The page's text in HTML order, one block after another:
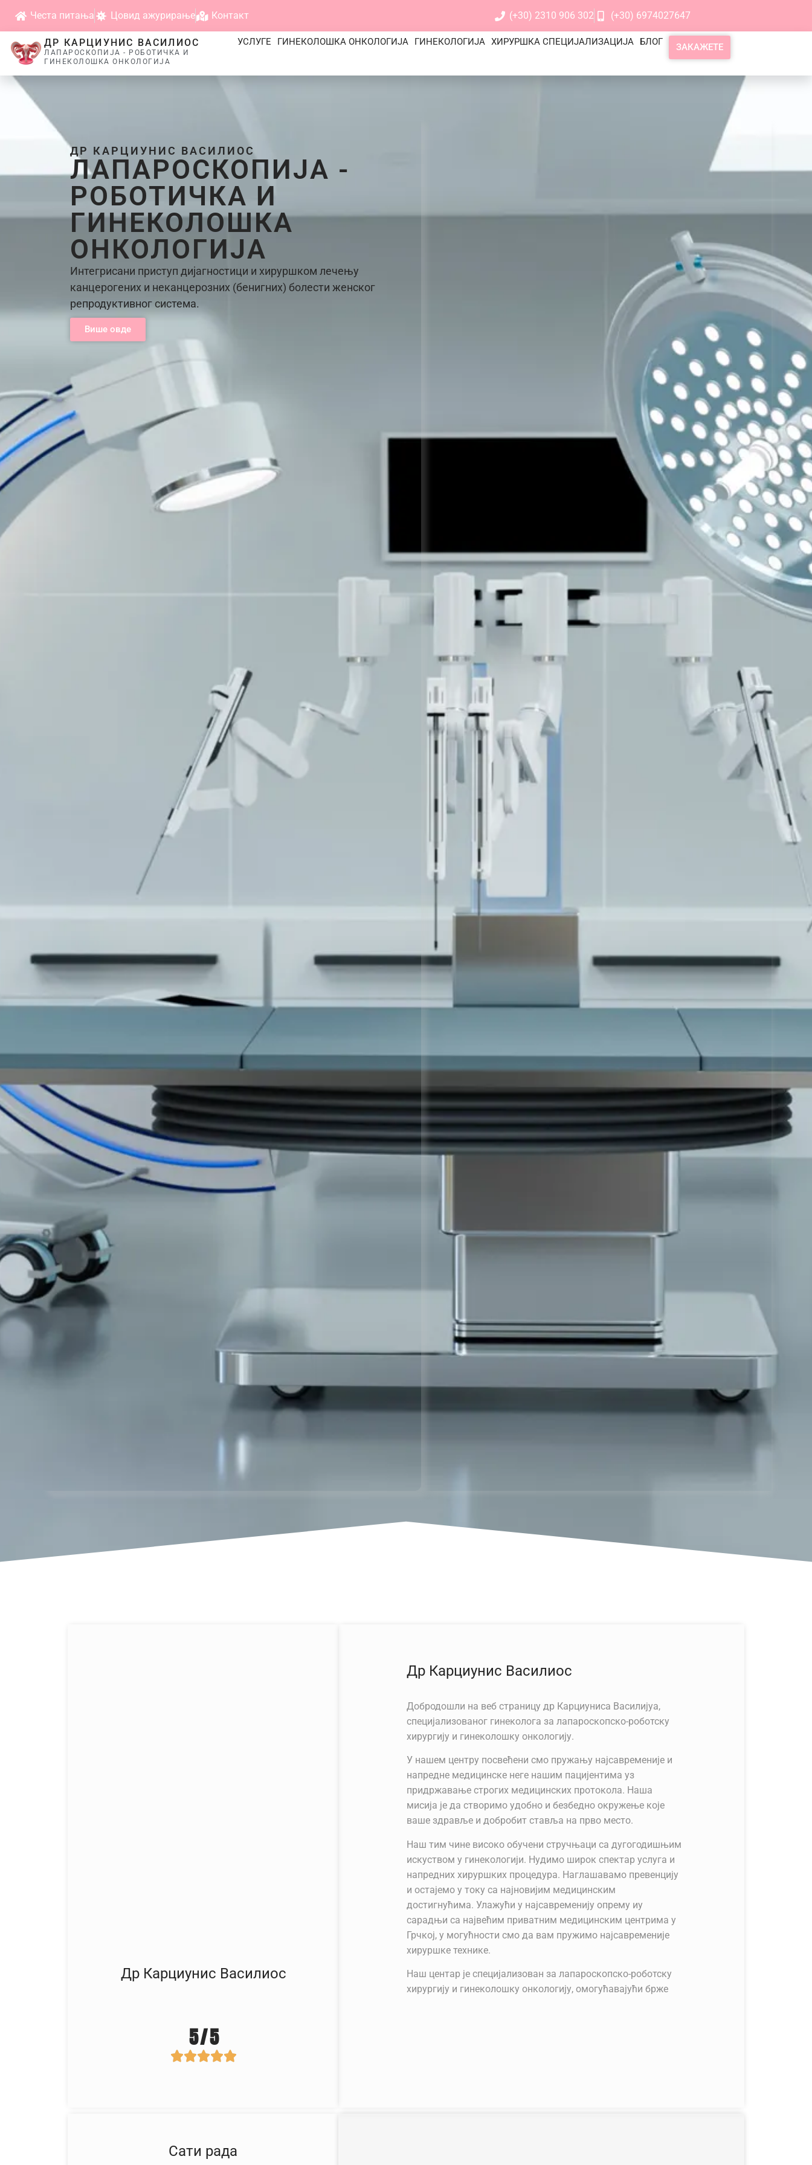
Честа питања Цовид ажурирање Контакт (+30) 2310 906 302 (+30) 6974027647
ДР КАРЦИУНИС ВАСИЛИОС
ЛАПАРОСКОПИЈА - РОБОТИЧКА И
ГИНЕКОЛОШКА ОНКОЛОГИЈА
УСЛУГЕ ГИНЕКОЛОШКА ОНКОЛОГИЈА ГИНЕКОЛОГИЈА ХИРУРШКА СПЕЦИЈАЛИЗАЦИЈА БЛОГ ЗАКАЖЕТЕ
ДР КАРЦИУНИС ВАСИЛИОС
ЛАПАРОСКОПИЈА -
РОБОТИЧКА И
ГИНЕКОЛОШКА
ОНКОЛОГИЈА
Интегрисани приступ дијагностици и хируршком лечењу
канцерогених и неканцерозних (бенигних) болести женског
репродуктивног система.
Више овде
Др Карциунис Василиос
5 / 5

Др Карциунис Василиос
Добродошли на веб страницу др Карциуниса Василијуа,
специјализованог гинеколога за лапароскопско-роботску
хирургију и гинеколошку онкологију.
У нашем центру посвећени смо пружању најсавременије и
напредне медицинске неге нашим пацијентима уз
придржавање строгих медицинских протокола. Наша
мисија је да створимо удобно и безбедно окружење које
ваше здравље и добробит ставља на прво место.
Наш тим чине високо обучени стручњаци са дугогодишњим
искуством у гинекологији. Нудимо широк спектар услуга и
напредних хируршких процедура. Наглашавамо превенцију
и остајемо у току са најновијим медицинским
достигнућима. Улажући у најсавременију опрему иу
сарадњи са највећим приватним медицинским центрима у
Грчкој, у могућности смо да вам пружимо најсавременије
хируршке технике.
Наш центар је специјализован за лапароскопско-роботску
хирургију и гинеколошку онкологију, омогућавајући брже
Сати рада